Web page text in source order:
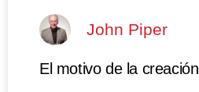
John Piper
El motivo de la creación